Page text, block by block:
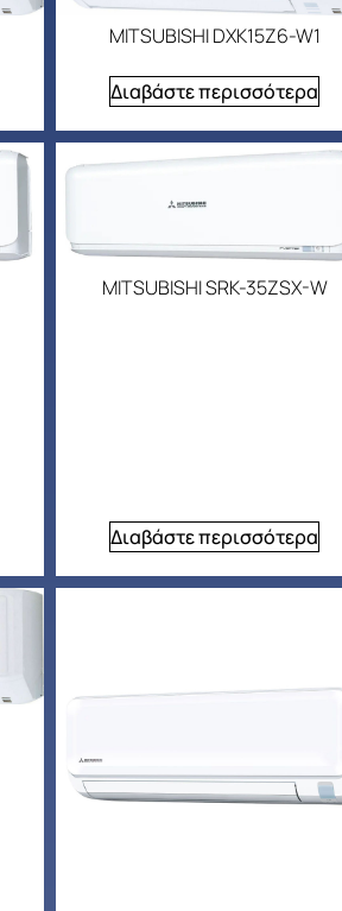
MITSUBISHI DXK15Z6-W1
Διαβάστε περισσότερα
MITSUBISHI SRK-35ZSX-W
Διαβάστε περισσότερα